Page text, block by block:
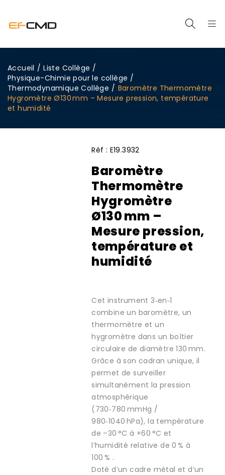
Accueil / Liste Collège /
Physique-Chimie pour le collège /
Thermodynamique Collège / Baromètre Thermomètre
Hygromètre Ø130 mm – Mesure pression, température
et humidité
Réf : E19.3932
Baromètre
Thermomètre
Hygromètre
Ø130 mm –
Mesure pression,
température et
humidité
Cet instrument 3‑en‑1
combine un baromètre, un
thermomètre et un
hygromètre dans un boîtier
circulaire de diamètre 130 mm.
Grâce à son cadran unique, il
permet de surveiller
simultanément la pression
atmosphérique
(730‑780 mmHg /
980‑1040 hPa), la température
de –30 °C à +60 °C et
l’humidité relative de 0 % à
100 % .
Doté d’un cadre métal et d’un